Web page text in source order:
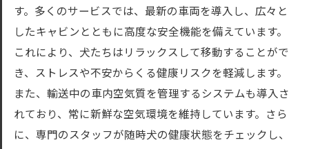
す。多くのサービスでは、最新の車両を導入し、広々と
したキャビンとともに高度な安全機能を備えています。
これにより、犬たちはリラックスして移動することがで
き、ストレスや不安からくる健康リスクを軽減します。
また、輸送中の車内空気質を管理するシステムも導入さ
れており、常に新鮮な空気環境を維持しています。さら
に、専門のスタッフが随時犬の健康状態をチェックし、